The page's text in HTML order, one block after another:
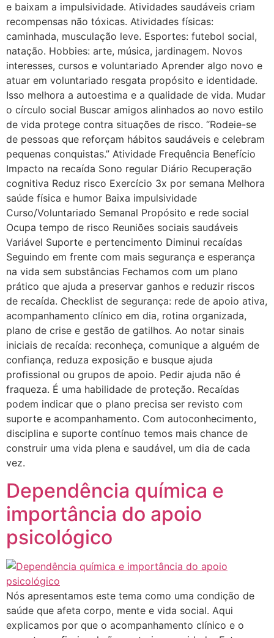
e baixam a impulsividade. Atividades saudáveis criam
recompensas não tóxicas. Atividades físicas:
caminhada, musculação leve. Esportes: futebol social,
natação. Hobbies: arte, música, jardinagem. Novos
interesses, cursos e voluntariado Aprender algo novo e
atuar em voluntariado resgata propósito e identidade.
Isso melhora a autoestima e a qualidade de vida. Mudar
o círculo social Buscar amigos alinhados ao novo estilo
de vida protege contra situações de risco. “Rodeie-se
de pessoas que reforçam hábitos saudáveis e celebram
pequenas conquistas.” Atividade Frequência Benefício
Impacto na recaída Sono regular Diário Recuperação
cognitiva Reduz risco Exercício 3x por semana Melhora
saúde física e humor Baixa impulsividade
Curso/Voluntariado Semanal Propósito e rede social
Ocupa tempo de risco Reuniões sociais saudáveis
Variável Suporte e pertencimento Diminui recaídas
Seguindo em frente com mais segurança e esperança
na vida sem substâncias Fechamos com um plano
prático que ajuda a preservar ganhos e reduzir riscos
de recaída. Checklist de segurança: rede de apoio ativa,
acompanhamento clínico em dia, rotina organizada,
plano de crise e gestão de gatilhos. Ao notar sinais
iniciais de recaída: reconheça, comunique a alguém de
confiança, reduza exposição e busque ajuda
profissional ou grupos de apoio. Pedir ajuda não é
fraqueza. É uma habilidade de proteção. Recaídas
podem indicar que o plano precisa ser revisto com
suporte e acompanhamento. Com autoconhecimento,
disciplina e suporte contínuo temos mais chance de
construir uma vida plena e saudável, um dia de cada
vez.
Dependência química e
importância do apoio
psicológico
Nós apresentamos este tema como uma condição de
saúde que afeta corpo, mente e vida social. Aqui
explicamos por que o acompanhamento clínico e o